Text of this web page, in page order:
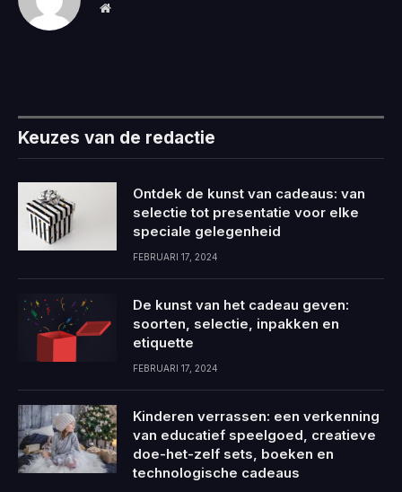
Website
Keuzes van de redactie
Ontdek de kunst van cadeaus: van
selectie tot presentatie voor elke
speciale gelegenheid
FEBRUARI 17, 2024
De kunst van het cadeau geven:
soorten, selectie, inpakken en
etiquette
FEBRUARI 17, 2024
Kinderen verrassen: een verkenning
van educatief speelgoed, creatieve
doe-het-zelf sets, boeken en
technologische cadeaus